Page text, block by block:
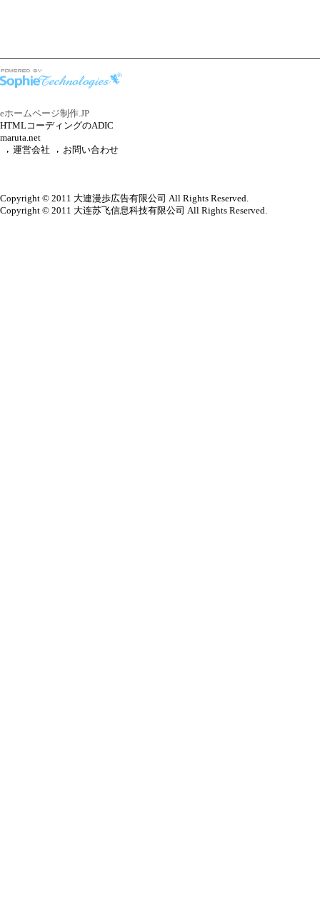
eホームページ制作.JP
HTMLコーディングのADIC
maruta.net
運営会社
お問い合わせ
Copyright © 2011 大連漫歩広告有限公司 All Rights Reserved.
Copyright © 2011 大连苏飞信息科技有限公司 All Rights Reserved.